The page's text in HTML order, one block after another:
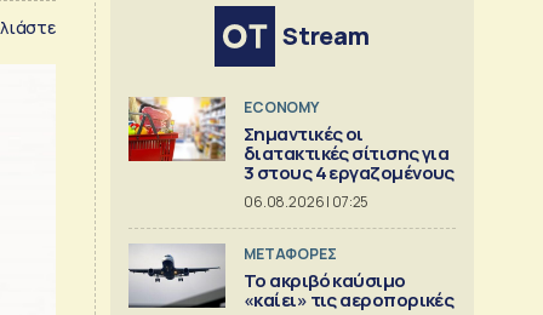
Stream
ECONOMY
Σημαντικές οι
διατακτικές σίτισης για
3 στους 4 εργαζομένους
06.08.2026 | 07:25
ΜΕΤΑΦΟΡΕΣ
Το ακριβό καύσιμο
«καίει» τις αεροπορικές